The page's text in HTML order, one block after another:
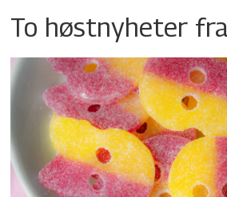
To høstnyheter